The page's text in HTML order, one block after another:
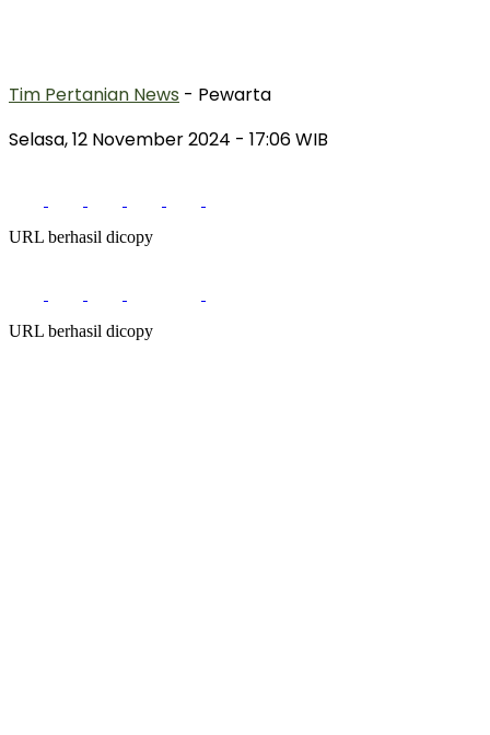
Tim Pertanian News - Pewarta
Selasa, 12 November 2024 - 17:06 WIB
URL berhasil dicopy
URL berhasil dicopy